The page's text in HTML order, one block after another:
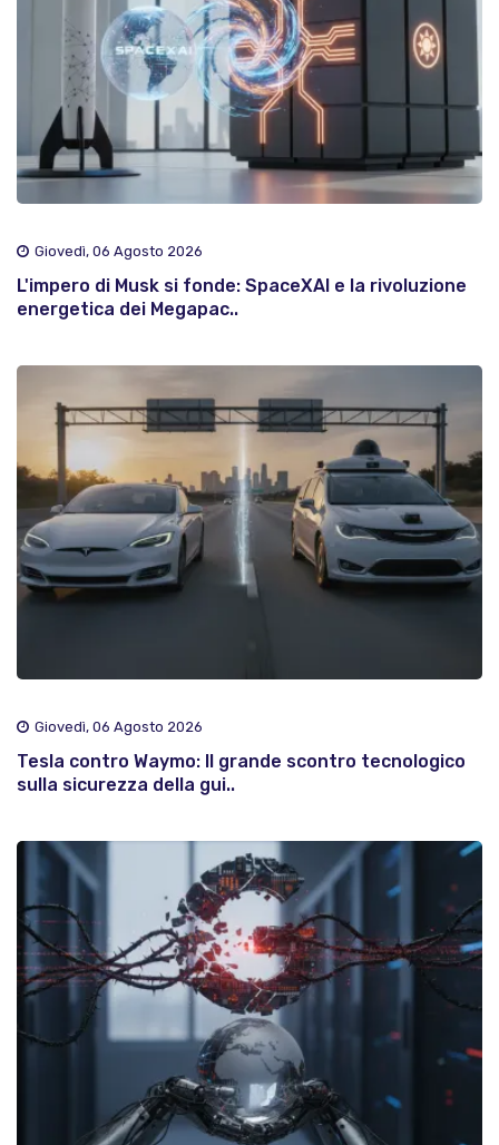
Giovedì, 06 Agosto 2026
L'impero di Musk si fonde: SpaceXAI e la rivoluzione
energetica dei Megapac..
Giovedì, 06 Agosto 2026
Tesla contro Waymo: Il grande scontro tecnologico
sulla sicurezza della gui..